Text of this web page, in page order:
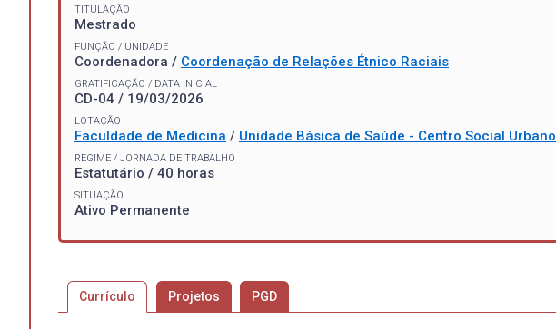
TITULAÇÃO
Mestrado
FUNÇÃO / UNIDADE
Coordenadora / Coordenação de Relações Étnico Raciais
GRATIFICAÇÃO / DATA INICIAL
CD-04 / 19/03/2026
LOTAÇÃO
Faculdade de Medicina / Unidade Básica de Saúde - Centro Social Urbano
REGIME / JORNADA DE TRABALHO
Estatutário / 40 horas
SITUAÇÃO
Ativo Permanente
Currículo Projetos PGD